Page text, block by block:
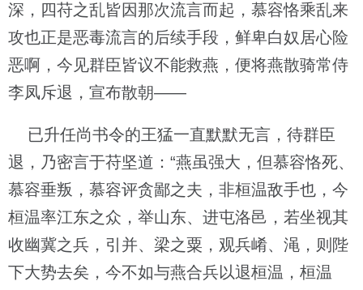
深，四苻之乱皆因那次流言而起，慕容恪乘乱来
攻也正是恶毒流言的后续手段，鲜卑白奴居心险
恶啊，今见群臣皆议不能救燕，便将燕散骑常侍
李凤斥退，宣布散朝——
已升任尚书令的王猛一直默默无言，待群臣
退，乃密言于苻坚道：“燕虽强大，但慕容恪死、
慕容垂叛，慕容评贪鄙之夫，非桓温敌手也，今
桓温率江东之众，举山东、进屯洛邑，若坐视其
收幽冀之兵，引并、梁之粟，观兵崤、渑，则陛
下大势去矣，今不如与燕合兵以退桓温，桓温